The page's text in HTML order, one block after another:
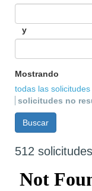
y
Mostrando
todas las solicitudes
solicitudes no
512